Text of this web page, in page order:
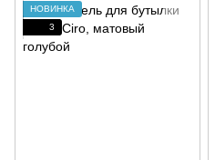
НОВИНКА
3